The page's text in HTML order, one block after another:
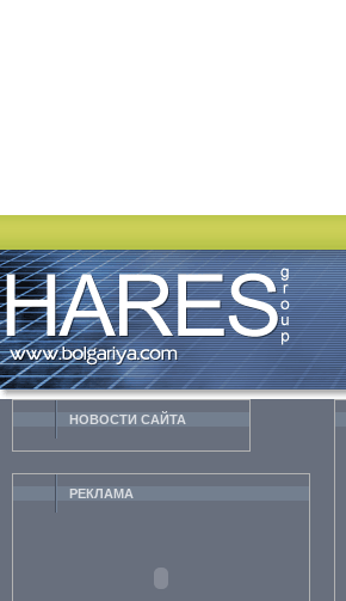
НОВОСТИ CАЙТА
РЕКЛАМА